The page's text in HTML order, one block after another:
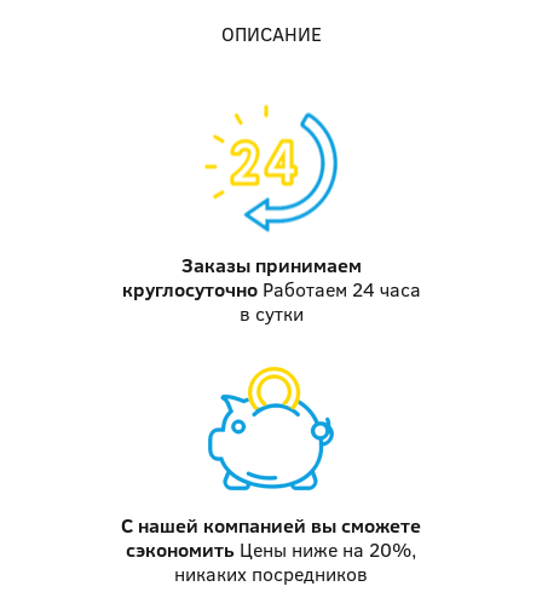
ОПИСАНИЕ
Заказы принимаем
круглосуточно Работаем 24 часа
в сутки
С нашей компанией вы сможете
сэкономить Цены ниже на 20%,
никаких посредников